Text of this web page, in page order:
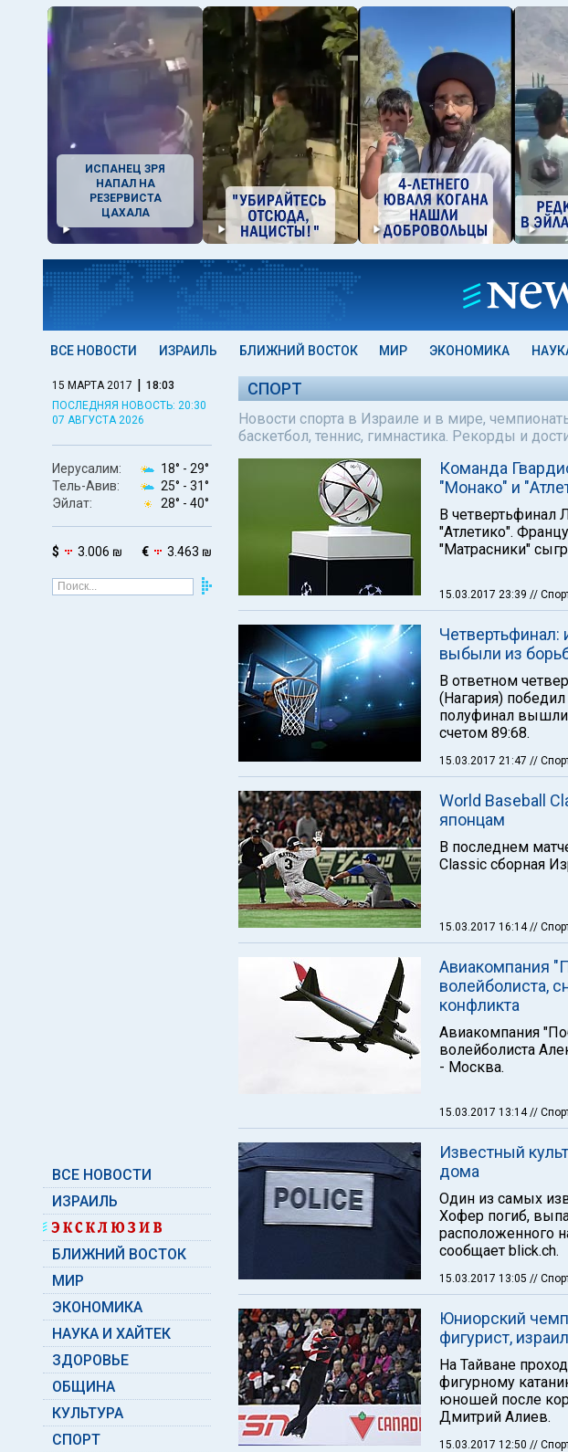
ИСПАНЕЦ ЗРЯ
НАПАЛ НА
РЕЗЕРВИСТА
ЦАХАЛА
ВСЕ НОВОСТИ ИЗРАИЛЬ БЛИЖНИЙ ВОСТОК МИР ЭКОНОМИКА
15 МАРТА 2017 | 18:03
ПОСЛЕДНЯЯ НОВОСТЬ: 20:30
07 АВГУСТА 2026
Иерусалим: 18° - 29°
Тель-Авив:
25° - 31°
Эйлат:
28° - 40°
$ 3.006 ₪ € 3.463 ₪
ВСЕ НОВОСТИ
ИЗРАИЛЬ
БЛИЖНИЙ ВОСТОК
МИР
ЭКОНОМИКА
НАУКА И ХАЙТЕК
ЗДОРОВЬЕ
ОБЩИНА
КУЛЬТУРА
СПОРТ
СПОРТ
Новости спорта в Израиле и в мире,
баскетбол, теннис, гимнастика. Рекорды и
Команда
"Монако" и
В
"Атлетико".
"Матрасники"
15.03.2017 23:39 //
Четвертьфинал:
выбыли из
В ответном
(Нагария)
полуфинал
счетом 89:68.
15.03.2017 21:47 //
World Baseball
японцам
В последнем
Classic сборная
15.03.2017 16:14//
Авиакомпания
волейболиста,
конфликта
Авиакомпания
волейболиста
- Москва.
15.03.2017 13:14//
Известный
дома
Один из самых
Хофер погиб,
расположенного
сообщает blick.ch.
15.03.2017 13:05 //
Юниорский
фигурист,
На Тайване
фигурному
юношей после
Дмитрий Алиев.
15.03.2017 12:50 //